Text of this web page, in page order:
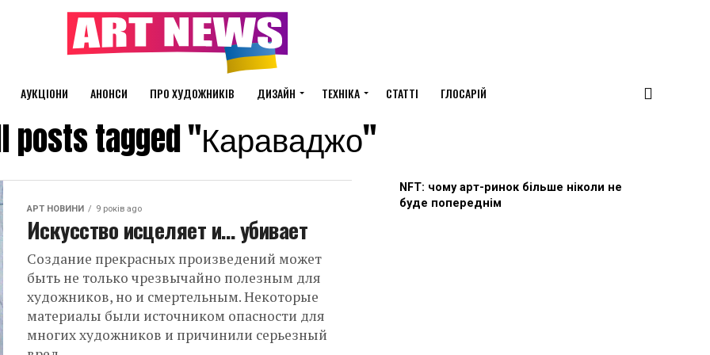
АУКЦІОНИ АНОНСИ ПРО ХУДОЖНИКІВ ДИЗАЙН ТЕХНІКА СТАТТІ ГЛОСАРІЙ
posts tagged "Караваджо"
АРТ НОВИНИ 9 років ago
Искусство исцеляет и… убивает
Создание прекрасных произведений может
быть не только чрезвычайно полезным для
художников, но и смертельным. Некоторые
материалы были источником опасности для
многих художников и причинили серьезный
NFT: чому арт-ринок більше ніколи не
буде попереднім